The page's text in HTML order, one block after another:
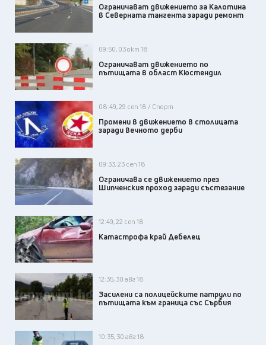
Oгpаничават движението за Калотина
в Северната тангента заради ремонт
09:50, 03 окт 18
Ограничават движението по
пътищата в област Кюстендил
08:49, 29 сеп 18 / Спорт
Промени в движението в столицата
заради вечното дерби
09:33, 23 сеп 18
Ограничава се движението през
Шипченския проход заради състезание
12:49, 22 сеп 18
Катастрофа край Дебелец
12:35, 30 авг 18
Засилени са полицейските патрули по
пътищата към граница със Сърбия
10:35, 30 авг 18